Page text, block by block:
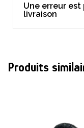
Une erreur
livraison
Produits